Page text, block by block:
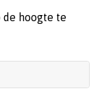
de hoogte te